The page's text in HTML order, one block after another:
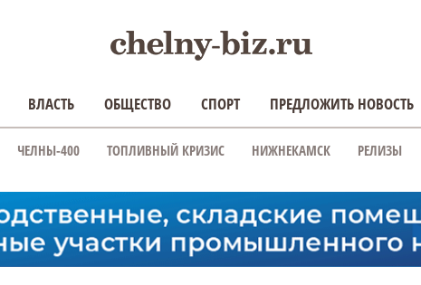
ВЛАСТЬ ОБЩЕСТВО СПОРТ ПРЕДЛОЖИТЬ НОВОСТЬ
ЧЕЛНЫ-400 ТОПЛИВНЫЙ КРИЗИС НИЖНЕКАМСК РЕЛИЗЫ